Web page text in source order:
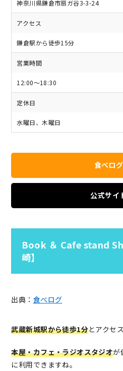
神奈川県鎌倉市扇ガ谷3-3-24
アクセス
鎌倉駅から徒歩15分
営業時間
12:00～18:30
定休日
水曜日、木曜日
食べログ
公式サイ
Book ＆ Cafe stand
崎】
出典： 食べログ
武蔵新城駅から徒歩1分とアクセ
本屋・カフェ・ラジオスタジオが
に利用できますね。